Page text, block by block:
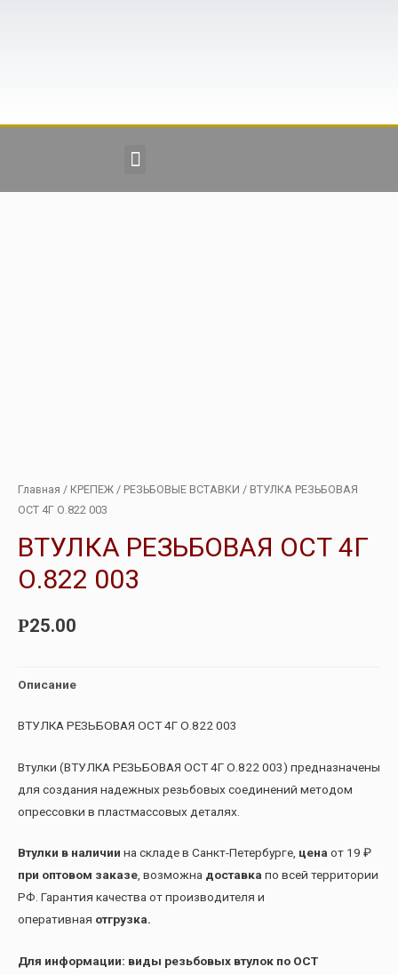
Главная / КРЕПЕЖ / РЕЗЬБОВЫЕ ВСТАВКИ / ВТУЛКА РЕЗЬБОВАЯ
ОСТ 4Г О.822 003
ВТУЛКА РЕЗЬБОВАЯ ОСТ 4Г
О.822 003
Р25.00
Описание
ВТУЛКА РЕЗЬБОВАЯ ОСТ 4Г О.822 003
Втулки (ВТУЛКА РЕЗЬБОВАЯ ОСТ 4Г О.822 003) предназначены
для создания надежных резьбовых соединений методом
опрессовки в пластмассовых деталях.
Втулки в наличии на складе в Санкт-Петербурге, цена от 19 ₽
при оптовом заказе, возможна доставка по всей территории
РФ. Гарантия качества от производителя и
оперативная отгрузка.
Для информации: виды резьбовых втулок по ОСТ